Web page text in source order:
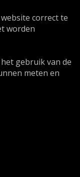
correct te
worden
gebruik van de
meten en